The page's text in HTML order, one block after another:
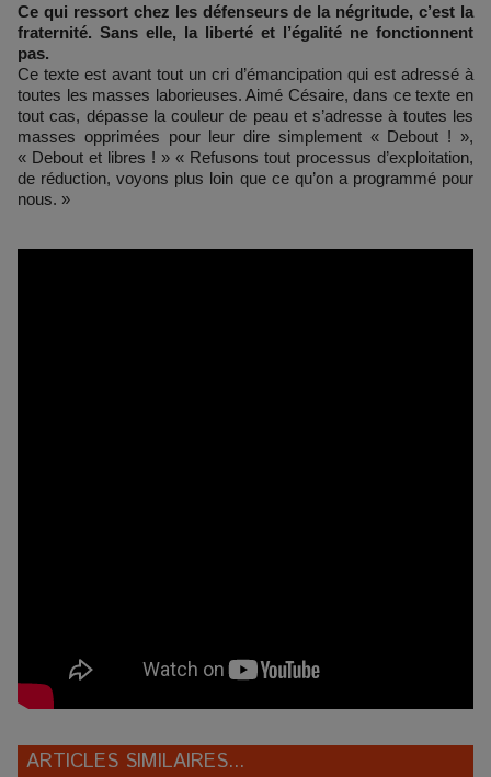
Ce qui ressort chez les défenseurs de la négritude, c’est la
fraternité. Sans elle, la liberté et l’égalité ne fonctionnent
pas.
Ce texte est avant tout un cri d’émancipation qui est adressé à
toutes les masses laborieuses. Aimé Césaire, dans ce texte en
tout cas, dépasse la couleur de peau et s’adresse à toutes les
masses opprimées pour leur dire simplement « Debout ! »,
« Debout et libres ! » « Refusons tout processus d’exploitation,
de réduction, voyons plus loin que ce qu’on a programmé pour
nous. »
ARTICLES SIMILAIRES...